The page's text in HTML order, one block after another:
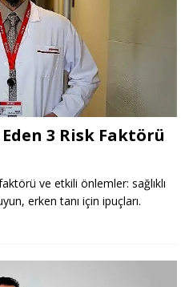
3 Risk Faktörü
ve etkili önlemler: sağlıklı
erken tanı için ipuçları.